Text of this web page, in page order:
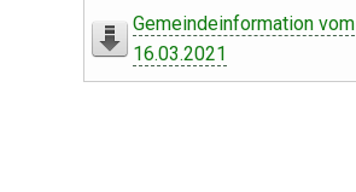
Leben in Oberdorf
Gemeindeinformation vom
16.03.2021